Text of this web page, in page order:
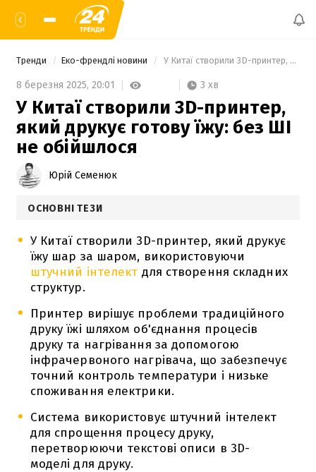
Тренди Еко-френдлі новини У Китаї створили 3D-принтер, який друкує готову їжу: без ШІ не обійшлося
8 березня 2025, 20:01 3 хв
У Китаї створили 3D-принтер,
який друкує готову їжу: без ШІ
не обійшлося
Юрій Семенюк
ОСНОВНІ ТЕЗИ
У Китаї створили 3D-принтер, який друкує
їжу шар за шаром, використовуючи
штучний інтелект для створення складних
структур.
Принтер вирішує проблеми традиційного
друку їжі шляхом об'єднання процесів
друку та нагрівання за допомогою
інфрачервоного нагрівача, що забезпечує
точний контроль температури і низьке
споживання електрики.
Система використовує штучний інтелект
для спрощення процесу друку,
перетворюючи текстові описи в 3D-
моделі для друку.